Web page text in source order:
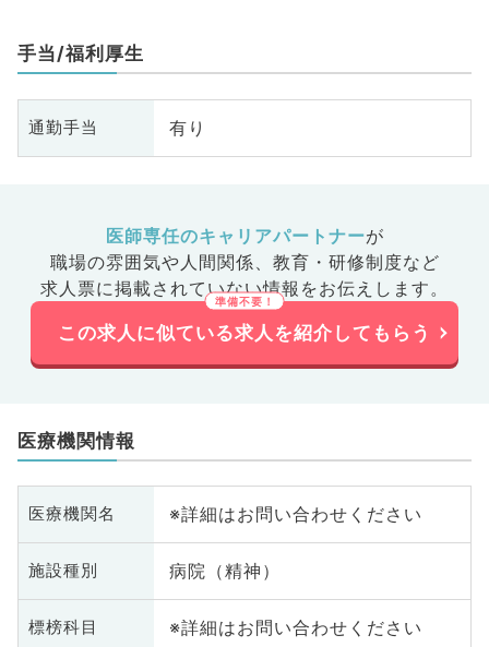
手当/福利厚生
通勤手当 有り
医師専任のキャリアパートナーが
職場の雰囲気や人間関係、 教育・研修制度など
求人票に掲載されていない情報をお伝えします。
この求人に似ている求人を紹介してもらう
医療機関情報
医療機関名 ※詳細はお問い合わせください
施設種別 病院（精神）
標榜科目 ※詳細はお問い合わせください